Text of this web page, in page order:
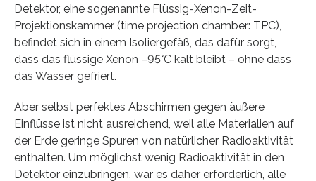
Detektor, eine sogenannte Flüssig-Xenon-Zeit-
Projektionskammer (time projection chamber: TPC),
befindet sich in einem Isoliergefäß, das dafür sorgt,
dass das flüssige Xenon –95°C kalt bleibt – ohne dass
das Wasser gefriert.
Aber selbst perfektes Abschirmen gegen äußere
Einflüsse ist nicht ausreichend, weil alle Materialien auf
der Erde geringe Spuren von natürlicher Radioaktivität
enthalten. Um möglichst wenig Radioaktivität in den
Detektor einzubringen, war es daher erforderlich, alle